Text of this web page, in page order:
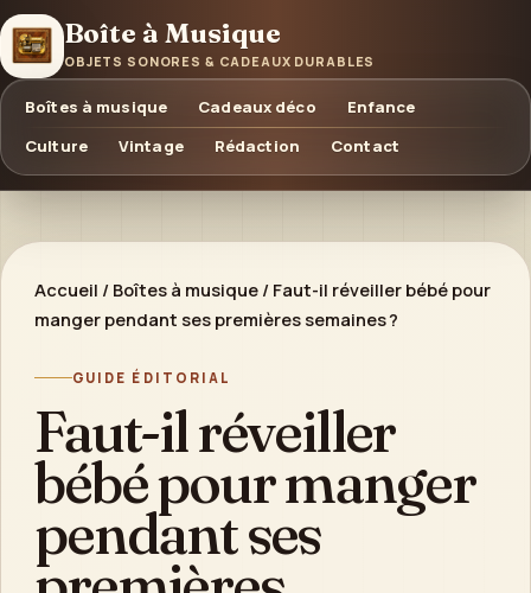
Boîte à Musique
OBJETS SONORES & CADEAUX DURABLES
Boîtes à musique Cadeaux déco
Enfance
Culture
Vintage Rédaction Contact
Accueil / Boîtes à musique / Faut-il réveiller bébé pour
manger pendant ses premières semaines ?
GUIDE ÉDITORIAL
Faut-il réveiller
bébé pour manger
pendant ses